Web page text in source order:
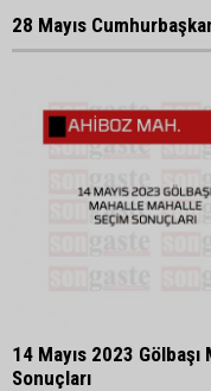
28 Mayıs
14 Mayıs 2023
Sonuçları